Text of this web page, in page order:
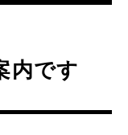
内です